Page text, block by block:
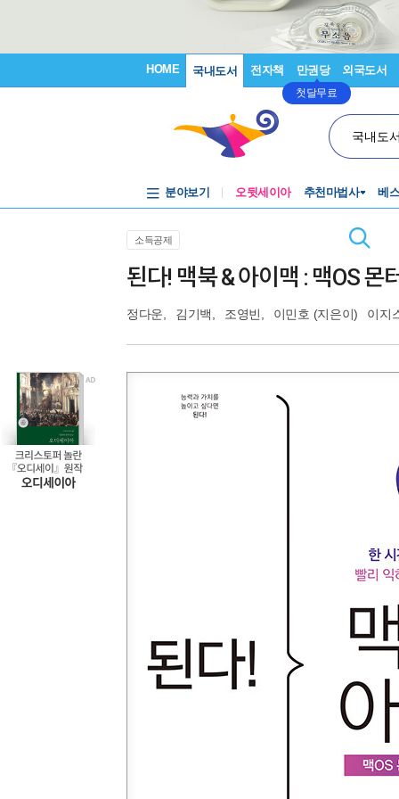
HOME 국내도서 전자책 만권당
첫달무료
외국도서
국내도
분야보기 오뒷세이아 추천마법사 베
소득공제
된다! 맥북 & 아이맥 : 맥OS 몬
정다운 김기백 조영빈 이민호 (지은이) 이지